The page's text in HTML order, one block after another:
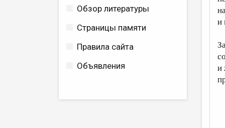
Обзор литературы
Страницы памяти
Правила сайта
Объявления
и
и